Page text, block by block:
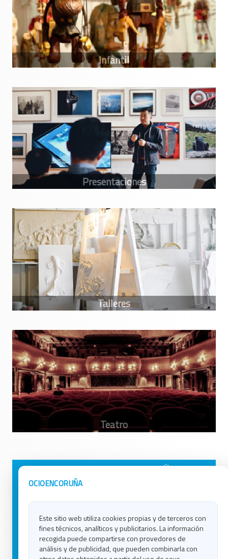
OCIOENCORUÑA
Este sitio web utiliza cookies propias y de terceros con
fines técnicos, analíticos y publicitarios. La información
recogida puede compartirse con provedores de
análisis y de publicidad, que pueden combinarla con
Avisos Legales
Contacto
Política de Cookies
Ocio en Lugo
Ocio en Ourense
Ocio en Pontevedra
Ocio en Santiago